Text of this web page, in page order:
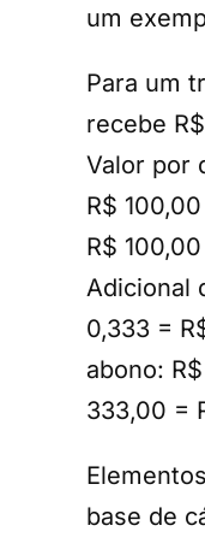
um
Para um
recebe
Valor por
R$
R$
Adicional
0,333 =
abono:
333,00 =
base de